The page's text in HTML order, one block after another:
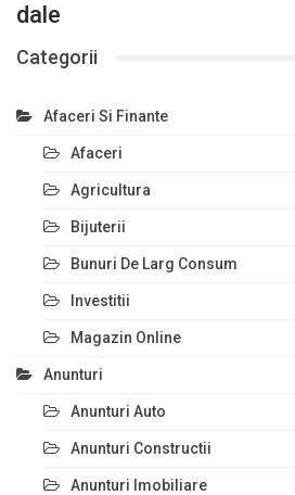
dale
Categorii
Afaceri Si Finante
Afaceri
Agricultura
Bijuterii
Bunuri De Larg Consum
Investitii
Magazin Online
Anunturi
Anunturi Auto
Anunturi Constructii
Anunturi Imobiliare